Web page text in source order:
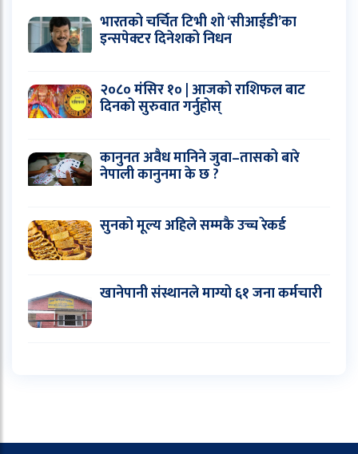
भारतको चर्चित टिभी शो ‘सीआईडी’का
इन्सपेक्टर दिनेशको निधन
२०८० मंसिर १० | आजको राशिफल बाट
दिनको सुरुवात गर्नुहोस्
कानुनत अवैध मानिने जुवा–तासको बारे
नेपाली कानुनमा के छ ?
सुनको मूल्य अहिले सम्मकै उच्च रेकर्ड
खानेपानी संस्थानले माग्यो ६१ जना कर्मचारी